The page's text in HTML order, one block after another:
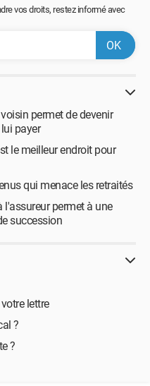
vos droits, restez informé avec
permet de devenir
payer
le meilleur endroit pour
qui menace les retraités
l'assureur permet à une
succession
lettre
?
?